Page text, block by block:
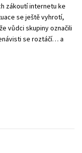
zákoutí internetu ke
se ještě vyhrotí,
vůdci skupiny označili
se roztáčí… a